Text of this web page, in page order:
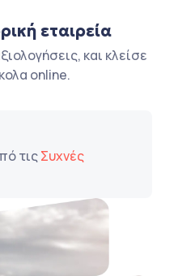
εταιρεία
και κλείσε
online.
τιςΣυχνές